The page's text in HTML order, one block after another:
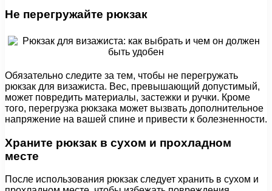
Не перегружайте рюкзак
Обязательно следите за тем, чтобы не перегружать
рюкзак для визажиста. Вес, превышающий допустимый,
может повредить материалы, застежки и ручки. Кроме
того, перегрузка рюкзака может вызвать дополнительное
напряжение на вашей спине и привести к болезненности.
Храните рюкзак в сухом и прохладном
месте
После использования рюкзак следует хранить в сухом и